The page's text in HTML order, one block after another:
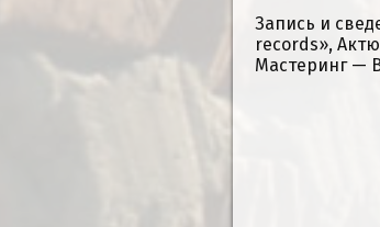
Запись и
records»,
Мастеринг —